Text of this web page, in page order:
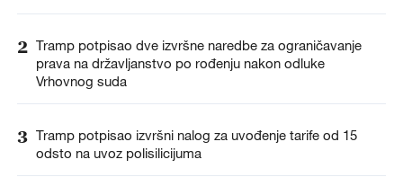
2 Tramp potpisao dve izvršne naredbe za ograničavanje
prava na državljanstvo po rođenju nakon odluke
Vrhovnog suda
3 Tramp potpisao izvršni nalog za uvođenje tarife od 15
odsto na uvoz polisilicijuma